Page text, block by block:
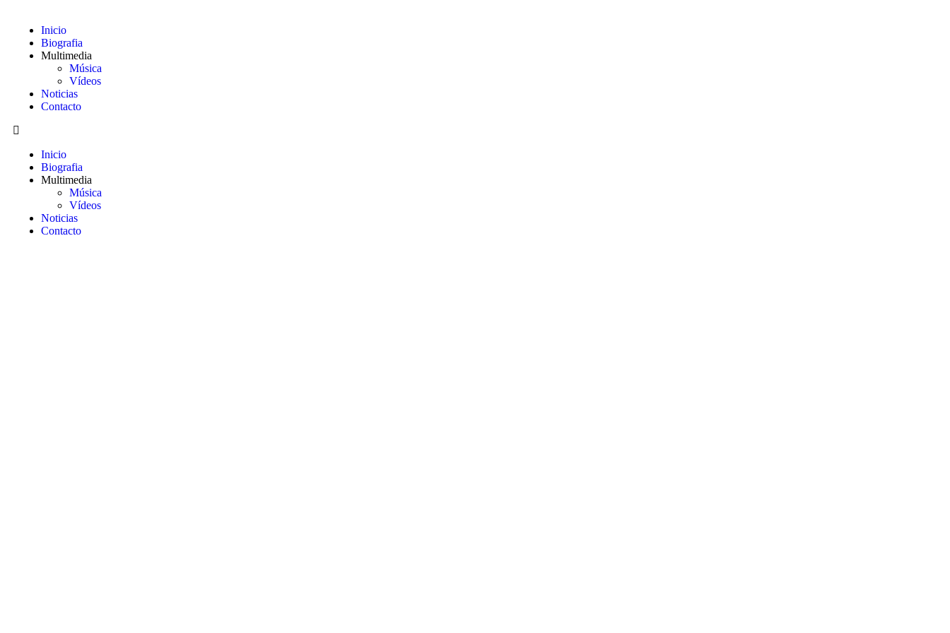
Inicio
Biografia
Multimedia
Música
Vídeos
Noticias
Contacto
Inicio
Biografia
Multimedia
Música
Vídeos
Noticias
Contacto